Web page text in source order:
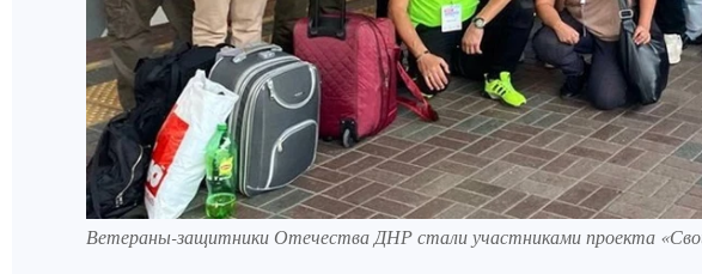
Ветераны-защитники Отечества ДНР стали участниками проекта